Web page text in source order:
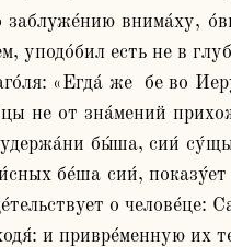
уподо́бил есть не в
«Егда́ же  бе во
не от зна́мений
бы́ша, сии́
бе́ша сии́,
о челове́це:
и привре́менную их